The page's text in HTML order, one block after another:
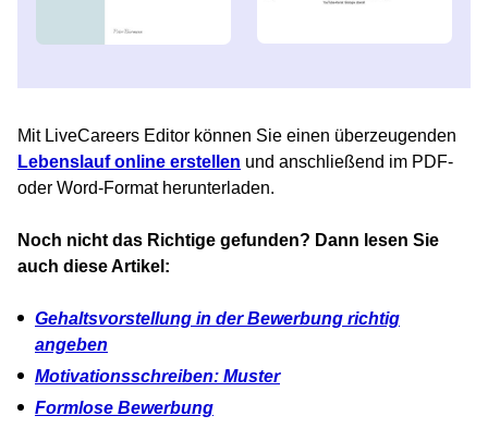
Mit LiveCareers Editor können Sie einen überzeugenden
Lebenslauf online erstellen und anschließend im PDF-
oder Word-Format herunterladen.
Noch nicht das Richtige gefunden? Dann lesen Sie
auch diese Artikel:
Gehaltsvorstellung in der Bewerbung richtig
angeben
Motivationsschreiben: Muster
Formlose Bewerbung